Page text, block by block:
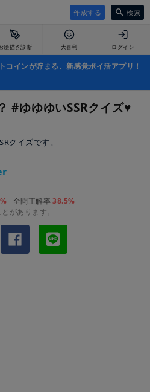
作成する 検索
絵描き診断 大喜利 ログイン
インが貯まる、新感覚ポイ活アプリ！
#ゆゆゆいSSRクイズ♥️
クイズです。
全問正解率38.5%
があります。